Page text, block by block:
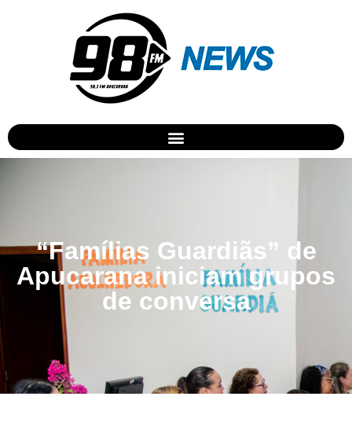
“Famílias Guardiãs” de
Apucarana iniciam grupos
de conversa